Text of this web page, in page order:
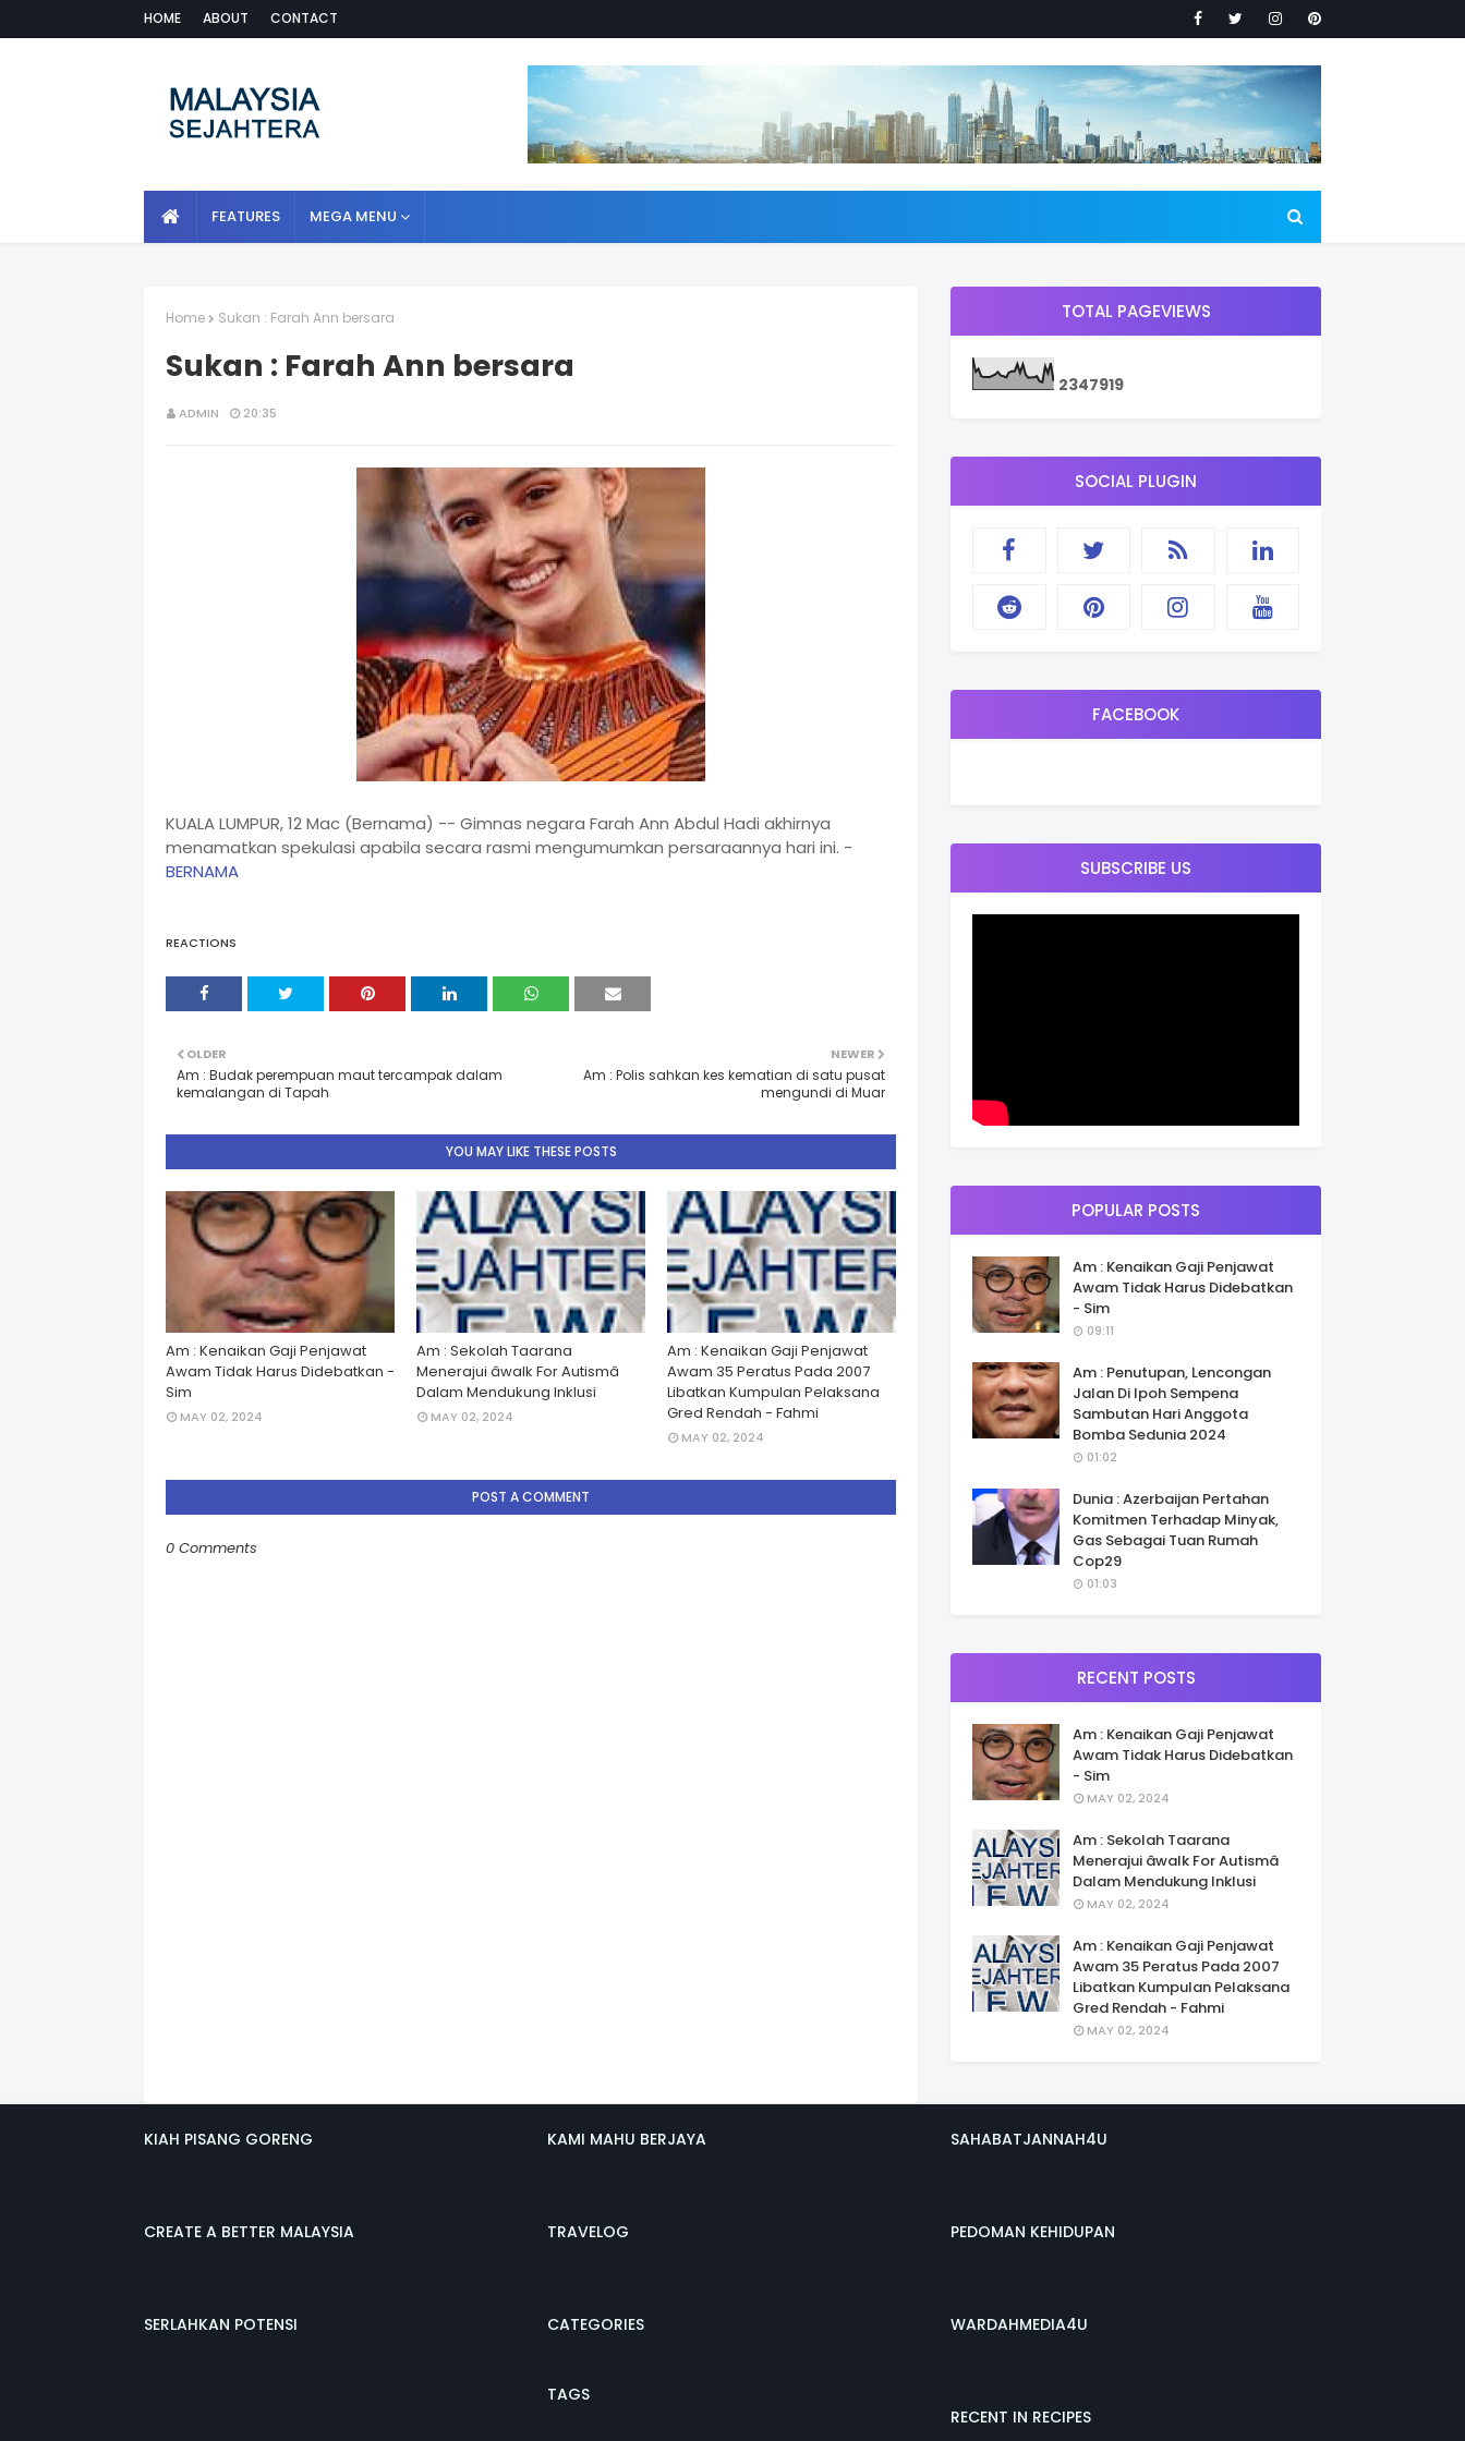
HOME ABOUT CONTACT
FEATURES MEGA MENU
Home Sukan : Farah Ann bersara
Sukan : Farah Ann bersara
ADMIN 20:35
KUALA LUMPUR, 12 Mac (Bernama) -- Gimnas negara Farah Ann Abdul Hadi akhirnya
menamatkan spekulasi apabila secara rasmi mengumumkan persaraannya hari ini. -
BERNAMA
REACTIONS
NEWER
Am : Polis sahkan kes kematian di satu pusat
mengundi di Muar
OLDER
Am : Budak perempuan maut tercampak dalam
kemalangan di Tapah
YOU MAY LIKE THESE POSTS
Am : Kenaikan Gaji Penjawat
Awam Tidak Harus Didebatkan -
Sim
MAY 02, 2024
Am : Sekolah Taarana
Menerajui âwalk For Autismâ
Dalam Mendukung Inklusi
MAY 02, 2024
Am : Kenaikan Gaji Penjawat
Awam 35 Peratus Pada 2007
Libatkan Kumpulan Pelaksana
Gred Rendah - Fahmi
MAY 02, 2024
POST A COMMENT
0 Comments
TOTAL PAGEVIEWS
2347919
SOCIAL PLUGIN
FACEBOOK
SUBSCRIBE US
POPULAR POSTS
Am : Kenaikan Gaji Penjawat
Awam Tidak Harus Didebatkan
- Sim
09:11
Am : Penutupan, Lencongan
Jalan Di Ipoh Sempena
Sambutan Hari Anggota
Bomba Sedunia 2024
01:02
Dunia : Azerbaijan Pertahan
Komitmen Terhadap Minyak,
Gas Sebagai Tuan Rumah
Cop29
01:03
RECENT POSTS
Am : Kenaikan Gaji Penjawat
Awam Tidak Harus Didebatkan
- Sim
MAY 02, 2024
Am : Sekolah Taarana
Menerajui âwalk For Autismâ
Dalam Mendukung Inklusi
MAY 02, 2024
Am : Kenaikan Gaji Penjawat
Awam 35 Peratus Pada 2007
Libatkan Kumpulan Pelaksana
Gred Rendah - Fahmi
MAY 02, 2024
KIAH PISANG GORENG
CREATE A BETTER MALAYSIA
SERLAHKAN POTENSI
KAMI MAHU BERJAYA
TRAVELOG
CATEGORIES
TAGS
SAHABATJANNAH4U
PEDOMAN KEHIDUPAN
WARDAHMEDIA4U
RECENT IN RECIPES